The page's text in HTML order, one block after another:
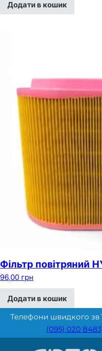
Додати в кошик
Фільтр повітряний
96,00 грн
Додати в кошик
Телефони швидкого
(095) 020 8483